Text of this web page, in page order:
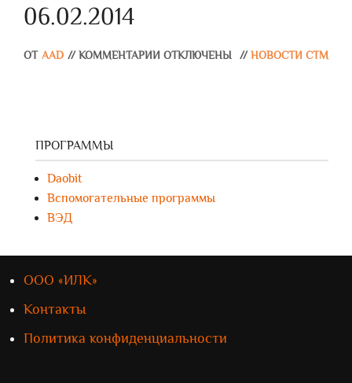
06.02.2014
ОТ AAD // КОММЕНТАРИИ ОТКЛЮЧЕНЫ // НОВОСТИ СТМ
ПРОГРАММЫ
Daobit
Вспомогательные программы
ВЭД
ООО «ИЛК»
Контакты
Политика конфиденциальности